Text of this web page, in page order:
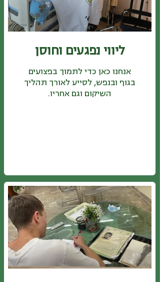
ליווי נפגעים וחוסן
אנחנו כאן כדי לתמוך בפצועים
בגוף ובנפש, לסייע לאורך תהליך
השיקום וגם אחריו.